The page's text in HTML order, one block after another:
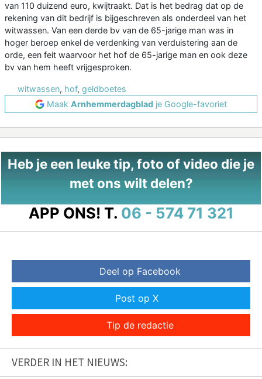
van 110 duizend euro, kwijtraakt. Dat is het bedrag dat op de
rekening van dit bedrijf is bijgeschreven als onderdeel van het
witwassen. Van een derde bv van de 65-jarige man was in
hoger beroep enkel de verdenking van verduistering aan de
orde, een feit waarvoor het hof de 65-jarige man en ook deze
bv van hem heeft vrijgesproken.
witwassen, hof, geldboetes
Maak Arnhemmerdagblad je Google-favoriet
Heb je een leuke tip, foto of video die je
met ons wilt delen?
APP ONS! T. 06 - 574 71 321
Deel op Facebook
Post op X
Tip de redactie
VERDER IN HET NIEUWS: